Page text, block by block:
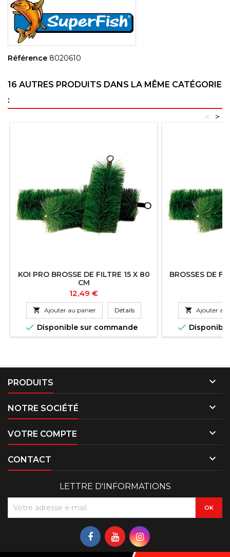
Référence 8020610
16 AUTRES PRODUITS DANS LA MÊME CATÉGORIE
:
>
<
KOI PRO BROSSE DE FILTRE 15 X 80
CM
Prix
12,49 €
 Ajouter au panier Détails
 Disponible sur commande
BROSSES DE
 Ajouter au

PRODUITS 
NOTRE SOCIÉTÉ 
VOTRE COMPTE 
CONTACT 
LETTRE D'INFORMATIONS